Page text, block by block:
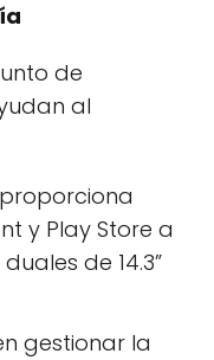
de
al
y Play Store a
de 14.3”
gestionar la